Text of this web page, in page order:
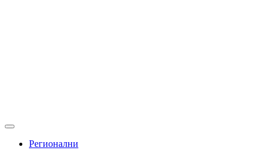
Регионални